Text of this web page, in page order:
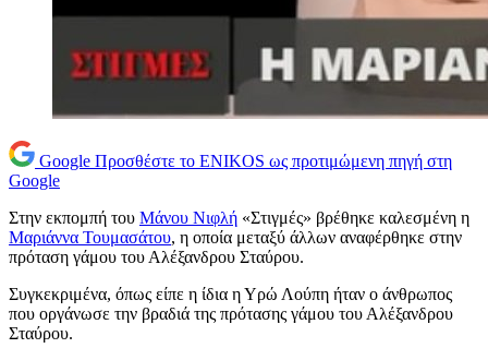
Google Προσθέστε το ENIKOS ως προτιμώμενη πηγή στη
Google
Στην εκπομπή του Μάνου Νιφλή «Στιγμές» βρέθηκε καλεσμένη η
Μαριάννα Τουμασάτου, η οποία μεταξύ άλλων αναφέρθηκε στην
πρόταση γάμου του Αλέξανδρου Σταύρου.
Συγκεκριμένα, όπως είπε η ίδια η Υρώ Λούπη ήταν ο άνθρωπος
που οργάνωσε την βραδιά της πρότασης γάμου του Αλέξανδρου
Σταύρου.